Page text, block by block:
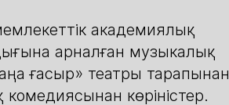
академиялық
арналған музыкалық
ғасыр» театры тарапынан
көріністер.